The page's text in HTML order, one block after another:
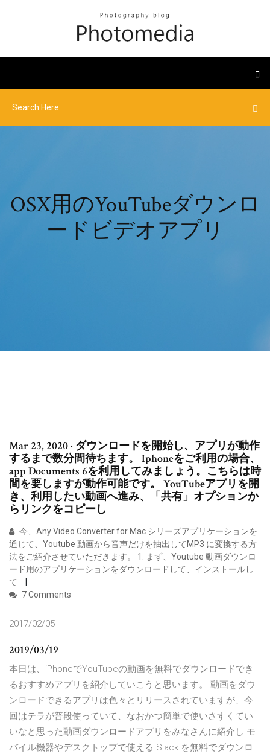
OSX用のYouTubeダウンロ
ードビデオアプリ
Mar 23, 2020 · ダウンロードを開始し、アプリが動作
するまで数分間待ちます。 Iphoneをご利用の場合、
app Documents 6を利用してみましょう。こちらは時
間を要しますが動作可能です。 YouTubeアプリを開
き、利用したい動画へ進み、「共有」オプションか
らリンクをコピーし
今、Any Video Converter for Mac シリーズアプリケーションを
通じて、Youtube 動画から音声だけを抽出してMP3 に変換する方
法をご紹介させていただきます。 1. まず、Youtube 動画ダウンロ
ード用のアプリケーションをダウンロードして、インストールし
て
7 Comments
2017/02/05
2019/03/19
本日は、iPhoneでYouTubeの動画を無料でダウンロードでき
るおすすめアプリを紹介していこうと思います。 動画をダウ
ンロードできるアプリは色々とリリースされていますが、今
回はテラが普段使っていて、なおかつ簡単で使いさすくてい
いなと思った動画ダウンロードアプリをみなさんに紹介し モ
バイル機器やデスクトップで使える Slack を無料でダウンロ